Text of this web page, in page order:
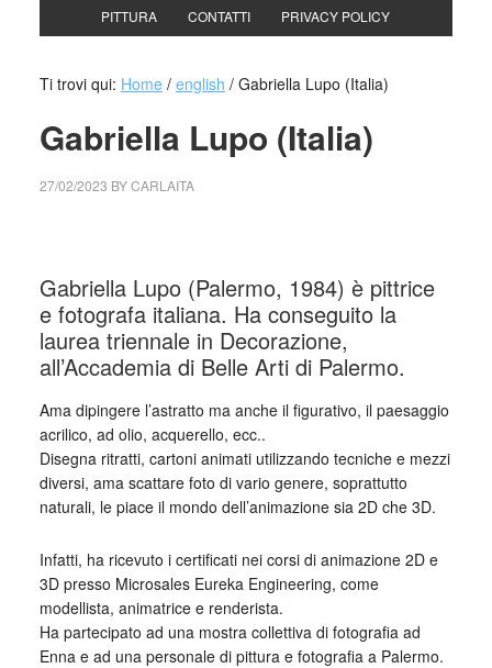
PITTURA CONTATTI PRIVACY POLICY
Ti trovi qui: Home / english /Gabriella Lupo (Italia)
Gabriella Lupo (Italia)
27/02/2023 BYCARLAITA
Gabriella Lupo (Palermo, 1984) è pittrice
e fotografa italiana. Ha conseguito la
laurea triennale in Decorazione,
all’Accademia di Belle Arti di Palermo.
Ama dipingere l’astratto ma anche il figurativo, il paesaggio
acrilico, ad olio, acquerello, ecc..
Disegna ritratti, cartoni animati utilizzando tecniche e mezzi
diversi, ama scattare foto di vario genere, soprattutto
naturali, le piace il mondo dell’animazione sia 2D che 3D.
Infatti, ha ricevuto i certificati nei corsi di animazione 2D e
3D presso Microsales Eureka Engineering, come
modellista, animatrice e renderista.
Ha partecipato ad una mostra collettiva di fotografia ad
Enna e ad una personale di pittura e fotografia a Palermo.